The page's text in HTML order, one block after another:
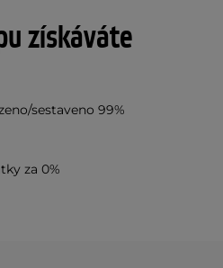
získáváte
sestaveno 99%
za 0%